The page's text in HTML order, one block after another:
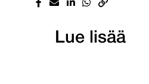
Lue lisää